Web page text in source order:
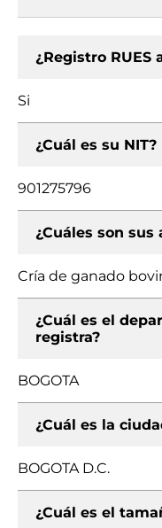
¿Registro RUES
Si
¿Cuál es su NIT?
901275796
¿Cuáles son
Cría de ganado
¿Cuál es el
registra?
BOGOTA
¿Cuál es la
BOGOTA D.C.
¿Cuál es el